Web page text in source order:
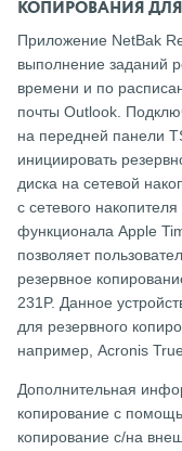
КОПИРОВАНИЯ
Приложение NetBak
выполнение заданий
времени и по
почты Outlook.
на передней панели
инициировать
диска на сетевой
с сетевого
функционала Apple
позволяет
резервное
231P. Данное
для резервного
например, Acronis
Дополнительная
копирование с
копирование с/на